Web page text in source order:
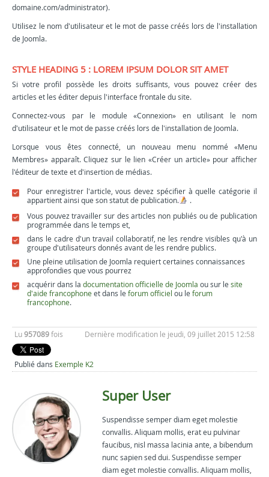
domaine.com/administrator).
Utilisez le nom d'utilisateur et le mot de passe créés lors de l'installation
de Joomla.
STYLE HEADING 5 : LOREM IPSUM DOLOR SIT AMET
Si votre profil possède les droits suffisants, vous pouvez créer des
articles et les éditer depuis l'interface frontale du site.
Connectez-vous par le module «Connexion» en utilisant le nom
d'utilisateur et le mot de passe créés lors de l'installation de Joomla.
Lorsque vous êtes connecté, un nouveau menu nommé «Menu
Membres» apparaît. Cliquez sur le lien «Créer un article» pour afficher
l'éditeur de texte et d'insertion de médias.
Pour enregistrer l'article, vous devez spécifier à quelle catégorie il
appartient ainsi que son statut de publication.
.
Vous pouvez travailler sur des articles non publiés ou de publication
programmée dans le temps et,
dans le cadre d'un travail collaboratif, ne les rendre visibles qu'à un
groupe d'utilisateurs donnés avant de les rendre publics.
Une pleine utilisation de Joomla requiert certaines connaissances
approfondies que vous pourrez
acquérir dans la documentation officielle de Joomla ou sur le site
d'aide francophone et dans le forum officiel ou le forum
francophone.
Lu 957089 fois Dernière modification le jeudi, 09 juillet 2015 12:58
Publié dans Exemple K2
Super User
Suspendisse semper diam eget molestie
convallis. Aliquam mollis, erat eu pulvinar
faucibus, nisl massa lacinia ante, a bibendum
nunc sapien sed dui. Suspendisse semper
diam eget molestie convallis. Aliquam mollis,